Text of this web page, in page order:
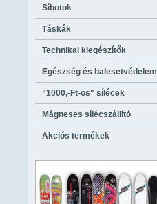
Síbotok
Táskák
Technikai kiegészítők
Egészség és balesetvédelem
"1000,-Ft-os" sílécek
Mágneses sílécszállító
Akciós termékek